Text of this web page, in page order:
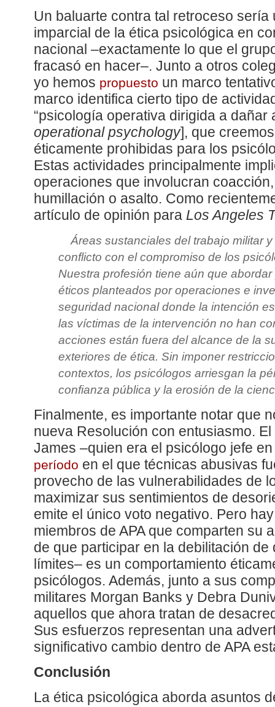
Un baluarte contra tal retroceso
imparcial de la ética psicológica en
nacional –exactamente lo que el
fracasó en hacer–. Junto a otros
yo hemos propuesto un marco
marco identifica cierto tipo de
“psicología operativa dirigida a dañar
operational psychology], que
éticamente prohibidas para los
Estas actividades principalmente
operaciones que involucran
humillación o asalto. Como
artículo de opinión para Los Angeles
Áreas sustanciales del trabajo militar
conflicto con el compromiso de los
Nuestra profesión tiene aún que
éticos planteados por operaciones e
seguridad nacional donde la intención
las víctimas de la intervención no han
acciones están fuera del alcance de la
exteriores de ética. Sin imponer
contextos, los psicólogos arriesgan la
confianza pública y la erosión de la
Finalmente, es importante notar que
nueva Resolución con entusiasmo.
James –quien era el psicólogo jefe
período en el que técnicas abusivas
provecho de las vulnerabilidades de
maximizar sus sentimientos de
emite el único voto negativo. Pero
miembros de APA que comparten su
de que participar en la debilitación de
límites– es un comportamiento
psicólogos. Además, junto a sus
militares Morgan Banks y Debra
aquellos que ahora tratan de
Sus esfuerzos representan una
significativo cambio dentro de APA
Conclusión
La ética psicológica aborda asuntos